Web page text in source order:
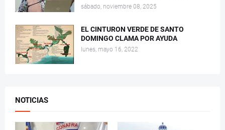
sábado, noviembre 08, 2025
EL CINTURON VERDE DE SANTO
DOMINGO CLAMA POR AYUDA
lunes, mayo 16, 2022
NOTICIAS